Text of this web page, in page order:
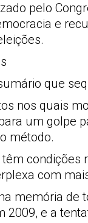
pelo
e
que
nos quais
um golpe
método.
têm
com
memória de
2009, e a